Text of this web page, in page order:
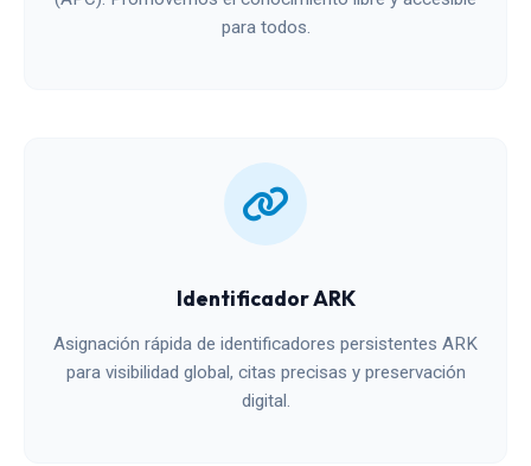
para todos.
Identificador ARK
Asignación rápida de identificadores persistentes ARK
para visibilidad global, citas precisas y preservación
digital.